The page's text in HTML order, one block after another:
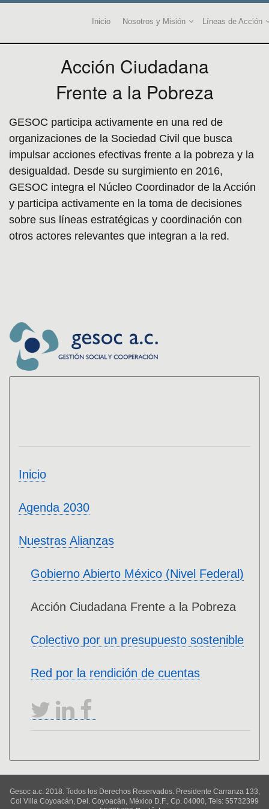
Inicio Nosotros y Misión Líneas de Acción
Acción Ciudadana
Frente a la Pobreza
GESOC participa activamente en una red de
organizaciones de la Sociedad Civil que busca
impulsar acciones efectivas frente a la pobreza y la
desigualdad. Desde su surgimiento en 2016,
GESOC integra el Núcleo Coordinador de la Acción
y participa activamente en la toma de decisiones
sobre sus líneas estratégicas y coordinación con
otros actores relevantes que integran a la red.
Inicio
Agenda 2030
Nuestras Alianzas
Gobierno Abierto México (Nivel Federal)
Acción Ciudadana Frente a la Pobreza
Colectivo por un presupuesto sostenible
Red por la rendición de cuentas
Gesoc a.c. 2018. Todos los Derechos Reservados. Presidente Carranza 133,
Col Villa Coyoacán, Del. Coyoacán, México D.F., Cp. 04000, Tels: 55732399